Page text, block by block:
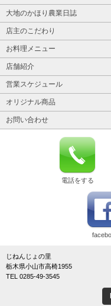
大地のかほり農業日誌
店主のこだわり
お料理メニュー
店舗紹介
営業スケジュール
オリジナル商品
お問い合わせ
電話をする
じねんじょの里
栃木県小山市高椅1955
TEL 0285-49-3545